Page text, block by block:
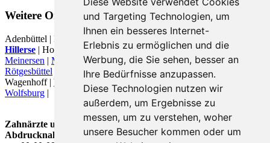
und Targeting Technologien, um
Ihnen ein besseres Internet-
Erlebnis zu ermöglichen und die
Werbung, die Sie sehen, besser an
Ihre Bedürfnisse anzupassen.
Diese Technologien nutzen wir
außerdem, um Ergebnisse zu
messen, um zu verstehen, woher
unsere Besucher kommen oder um
Weitere Orte in der Nähe von
Adenbüttel | Bokensdorf |
Hillerse | Hohne | Isenbüttel| Langlingen |Leiferde|Meine
Meinersen | Müden (Aller)| Osloß | Ribbesbüttel | Ringelah |
Rötgesbüttel
Sassenburg | Tappenbeck | Ummern | Vordorf |
Wagenhoff | Wahrenholz Wesendorf
Wolfsburg |
Zahnärzte und Zahnärztinnen für berührungslose
Abdrucknahme in Hillerse wurde zuletzt am 07. August 2026